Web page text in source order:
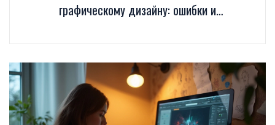
графическому дизайну: ошибки и